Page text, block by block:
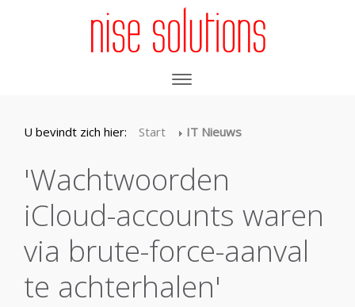
U bevindt zich hier: Start IT Nieuws
'Wachtwoorden
iCloud-accounts waren
via brute-force-aanval
te achterhalen'